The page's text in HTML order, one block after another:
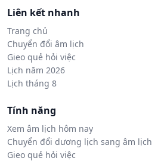
Liên kết nhanh
Trang chủ
Chuyển đổi âm lịch
Gieo quẻ hỏi việc
Lịch năm 2026
Lịch tháng 8
Tính năng
Xem âm lịch hôm nay
Chuyển đổi dương lịch sang âm lịch
Gieo quẻ hỏi việc